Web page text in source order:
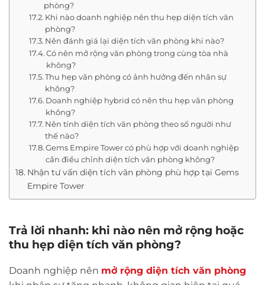
phòng?
Khi nào doanh nghiệp nên thu hẹp diện tích văn
phòng?
Nên đánh giá lại diện tích văn phòng khi nào?
Có nên mở rộng văn phòng trong cùng tòa nhà
không?
Thu hẹp văn phòng có ảnh hưởng đến nhân sự
không?
Doanh nghiệp hybrid có nên thu hẹp văn phòng
không?
Nên tính diện tích văn phòng theo số người như
thế nào?
Gems Empire Tower có phù hợp với doanh nghiệp
cần điều chỉnh diện tích văn phòng không?
Nhận tư vấn diện tích văn phòng phù hợp tại Gems
Empire Tower
Trả lời nhanh: khi nào nên mở rộng hoặc
thu hẹp diện tích văn phòng?
Doanh nghiệp nên mở rộng diện tích văn phòng